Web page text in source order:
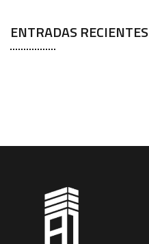
ENTRADAS RECIENTES